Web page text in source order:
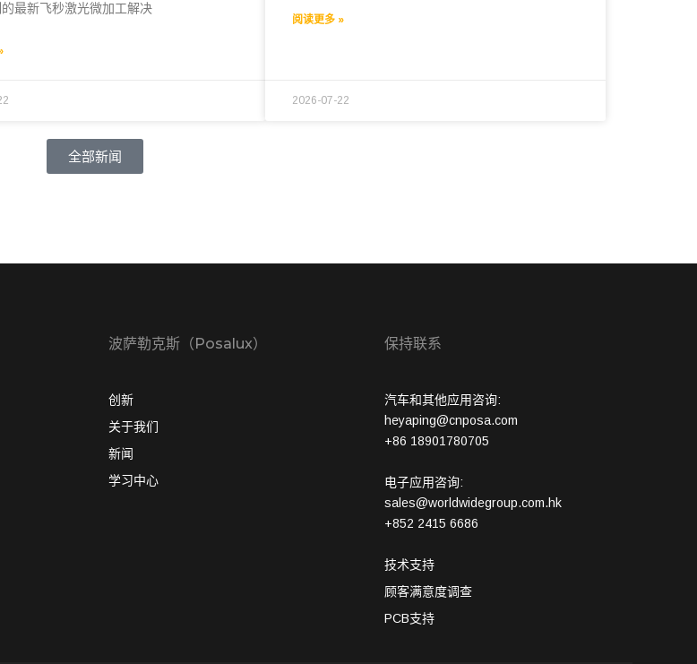
最新飞秒激光微加工解决
阅读更多 »
2026-07-22
全部新闻
波萨勒克斯（Posalux）
创新
关于我们
新闻
学习中心
保持联系
汽车和其他应用咨询:
heyaping@cnposa.com
+86 18901780705
电子应用咨询:
sales@worldwidegroup.com.hk
+852 2415 6686
技术支持
顾客满意度调查
PCB支持